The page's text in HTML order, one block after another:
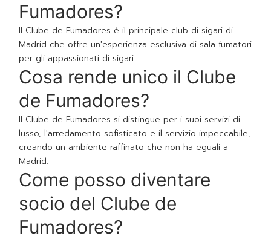
Fumadores?
Il Clube de Fumadores è il principale club di sigari di
Madrid che offre un'esperienza esclusiva di sala fumatori
per gli appassionati di sigari.
Cosa rende unico il Clube
de Fumadores?
Il Clube de Fumadores si distingue per i suoi servizi di
lusso, l'arredamento sofisticato e il servizio impeccabile,
creando un ambiente raffinato che non ha eguali a
Madrid.
Come posso diventare
socio del Clube de
Fumadores?